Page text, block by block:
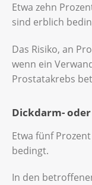
Etwa zehn
sind erblich
Das Risiko, an
wenn ein
Prostatakrebs
Dickdarm-
Etwa fünf
bedingt.
In den